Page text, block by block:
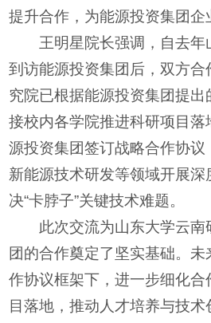
提升合作，为能源投资集团企
王明星院长强调，自去年
到访能源投资集团后，双方
究院已根据能源投资集团提
接校内各学院推进科研项目
源投资集团签订战略合作协议
新能源技术研发等领域开展
决“卡脖子”关键技术难题。
此次交流为山东大学云
团的合作奠定了坚实基础。
作协议框架下，进一步细化合
目落地，推动人才培养与技